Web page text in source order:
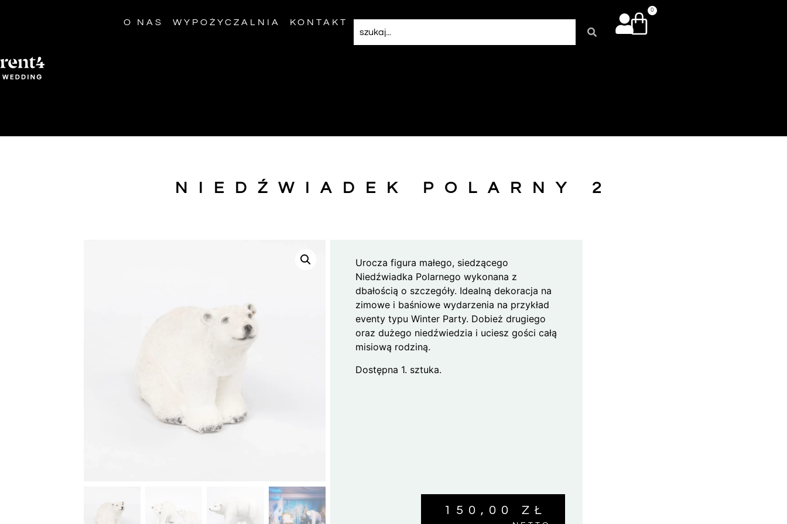
O NAS WYPOŻYCZALNIA KONTAKT
0
NIEDŹWIADEK POLARNY 2
Urocza figura małego, siedzącego
Niedźwiadka Polarnego wykonana z
dbałością o szczegóły. Idealną dekoracja na
zimowe i baśniowe wydarzenia na przykład
eventy typu Winter Party. Dobież drugiego
oraz dużego niedźwiedzia i uciesz gości całą
misiową rodziną.
Dostępna 1. sztuka.
150,00 ZŁ